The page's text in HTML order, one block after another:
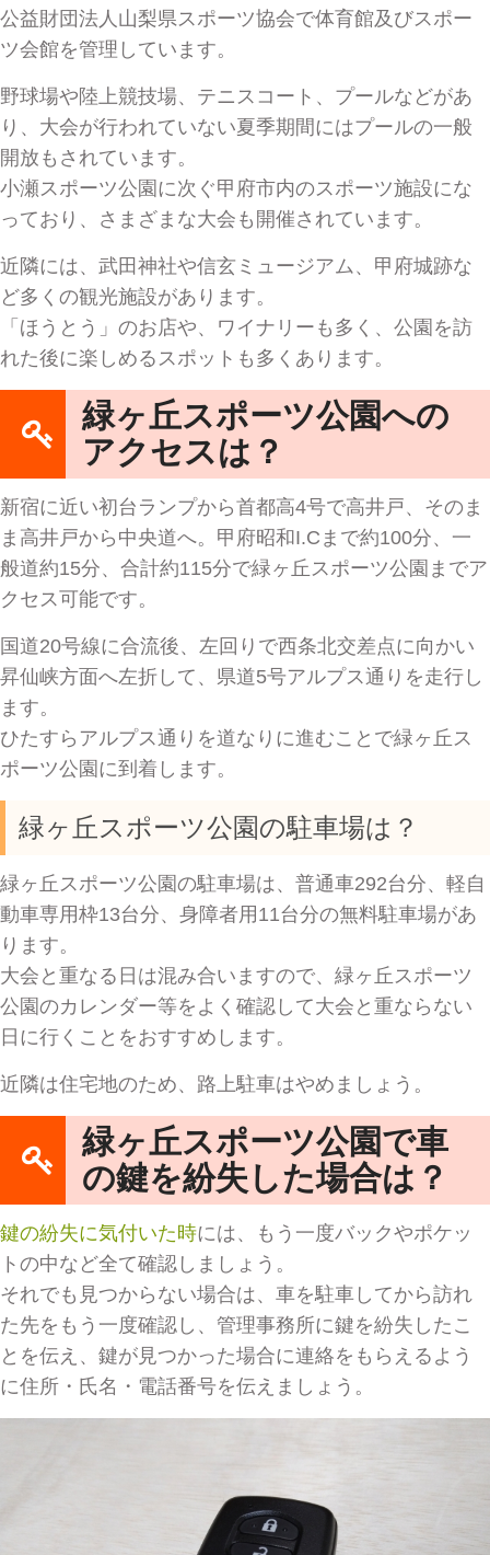
公益財団法人山梨県スポーツ協会で体育館及びスポー
ツ会館を管理しています。
野球場や陸上競技場、テニスコート、プールなどがあ
り、大会が行われていない夏季期間にはプールの一般
開放もされています。
小瀬スポーツ公園に次ぐ甲府市内のスポーツ施設にな
っており、さまざまな大会も開催されています。
近隣には、武田神社や信玄ミュージアム、甲府城跡な
ど多くの観光施設があります。
「ほうとう」のお店や、ワイナリーも多く、公園を訪
れた後に楽しめるスポットも多くあります。
緑ヶ丘スポーツ公園への
アクセスは？
新宿に近い初台ランプから首都高4号で高井戸、そのま
ま高井戸から中央道へ。甲府昭和I.Cまで約100分、一
般道約15分、合計約115分で緑ヶ丘スポーツ公園までア
クセス可能です。
国道20号線に合流後、左回りで西条北交差点に向かい
昇仙峡方面へ左折して、県道5号アルプス通りを走行し
ます。
ひたすらアルプス通りを道なりに進むことで緑ヶ丘ス
ポーツ公園に到着します。
緑ヶ丘スポーツ公園の駐車場は？
緑ヶ丘スポーツ公園の駐車場は、普通車292台分、軽自
動車専用枠13台分、身障者用11台分の無料駐車場があ
ります。
大会と重なる日は混み合いますので、緑ヶ丘スポーツ
公園のカレンダー等をよく確認して大会と重ならない
日に行くことをおすすめします。
近隣は住宅地のため、路上駐車はやめましょう。
緑ヶ丘スポーツ公園で車
の鍵を紛失した場合は？
鍵の紛失に気付いた時には、もう一度バックやポケッ
トの中など全て確認しましょう。
それでも見つからない場合は、車を駐車してから訪れ
た先をもう一度確認し、管理事務所に鍵を紛失したこ
とを伝え、鍵が見つかった場合に連絡をもらえるよう
に住所・氏名・電話番号を伝えましょう。